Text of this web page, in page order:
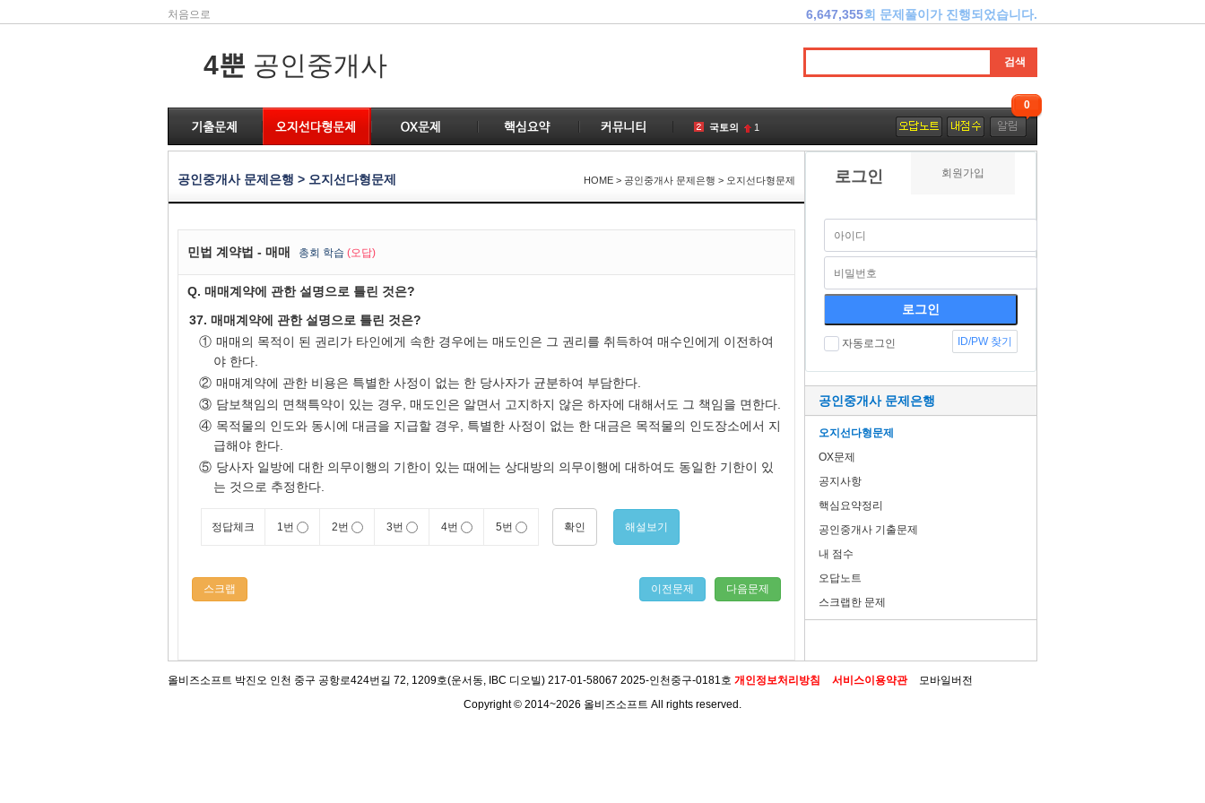
처음으로 6,647,355회 문제풀이가 진행되었습니다.
4뿐 공인중개사
0
국토의 1
토지 1
공인중개사
1
로그인 회원가입
자동로그인 ID/PW 찾기
공인중개사 문제은행
오지선다형문제
OX문제
공지사항
핵심요약정리
공인중개사 기출문제
내 점수
오답노트
스크랩한 문제
공인중개사 문제은행 > 오지선다형문제 HOME > 공인중개사 문제은행 > 오지선다형문제
민법 계약법 - 매매 총회 학습 (오답)
Q. 매매계약에 관한 설명으로 틀린 것은?
37. 매매계약에 관한 설명으로 틀린 것은?
① 매매의 목적이 된 권리가 타인에게 속한 경우에는 매도인은 그 권리를 취득하여 매수인에게 이전하여
야 한다.
② 매매계약에 관한 비용은 특별한 사정이 없는 한 당사자가 균분하여 부담한다.
③ 담보책임의 면책특약이 있는 경우, 매도인은 알면서 고지하지 않은 하자에 대해서도 그 책임을 면한다.
④ 목적물의 인도와 동시에 대금을 지급할 경우, 특별한 사정이 없는 한 대금은 목적물의 인도장소에서 지
급해야 한다.
⑤ 당사자 일방에 대한 의무이행의 기한이 있는 때에는 상대방의 의무이행에 대하여도 동일한 기한이 있
는 것으로 추정한다.
정답체크 1번 2번 3번 4번 5번 확인 해설보기
스크랩 다음문제
이전문제
올비즈소프트 박진오 인천 중구 공항로424번길 72, 1209호(운서동, IBC 디오빌) 217-01-58067 2025-인천중구-0181호 개인정보처리방침 서비스이용약관
모바일버전
Copyright © 2014~2026 올비즈소프트 All rights reserved.